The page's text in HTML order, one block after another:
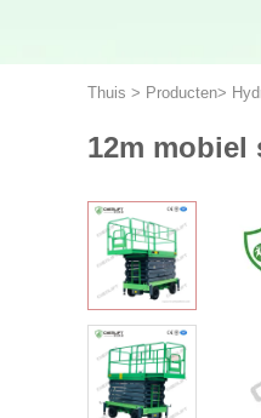
Thuis > Producten>
12m mobiel